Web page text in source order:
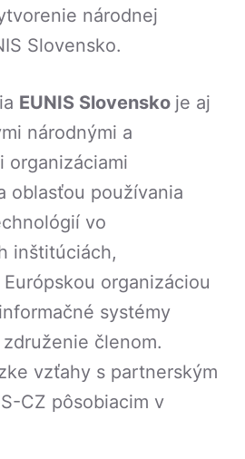
národnej
Slovensko.
EUNIS Slovensko je aj
národnými a
organizáciami
oblasťou používania
vo
inštitúciách,
organizáciou
systémy
členom.
vzťahy s partnerským
CZ pôsobiacim v